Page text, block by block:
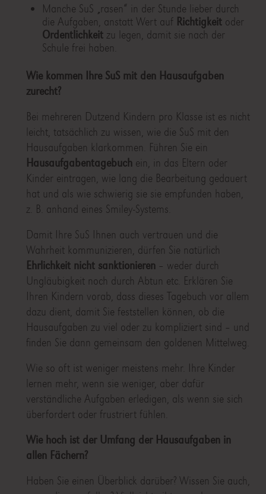
Manche SuS „rasen“ in der Stunde lieber durch
die Aufgaben, anstatt Wert auf Richtigkeitoder
Ordentlichkeitzu legen, damit sie nach der
Schule frei haben.
Wie kommen Ihre SuS mit den Hausaufgaben
zurecht?
Bei mehreren Dutzend Kindern pro Klasse ist es nicht
leicht, tatsächlich zu wissen, wie die SuS mit den
Hausaufgaben klarkommen. Führen Sie ein
Hausaufgabentagebuch ein, in das Eltern oder
Kinder eintragen, wie lang die Bearbeitung gedauert
hat und als wie schwierig sie sie empfunden haben,
z. B. anhand eines Smiley-Systems.
Damit Ihre SuS Ihnen auch vertrauen und die
Wahrheit kommunizieren, dürfen Sie natürlich
Ehrlichkeit nicht sanktionieren – weder durch
Ungläubigkeit noch durch Abtun etc. Erklären Sie
Ihren Kindern vorab, dass dieses Tagebuch vor allem
dazu dient, damit Sie feststellen können, ob die
Hausaufgaben zu viel oder zu kompliziert sind – und
finden Sie dann gemeinsam den goldenen Mittelweg.
Wie so oft ist weniger meistens mehr. Ihre Kinder
lernen mehr, wenn sie weniger, aber dafür
verständliche Aufgaben erledigen, als wenn sie sich
überfordert oder frustriert fühlen.
Wie hoch ist der Umfang der Hausaufgaben in
allen Fächern?
Haben Sie einen Überblick darüber? Wissen Sie auch,